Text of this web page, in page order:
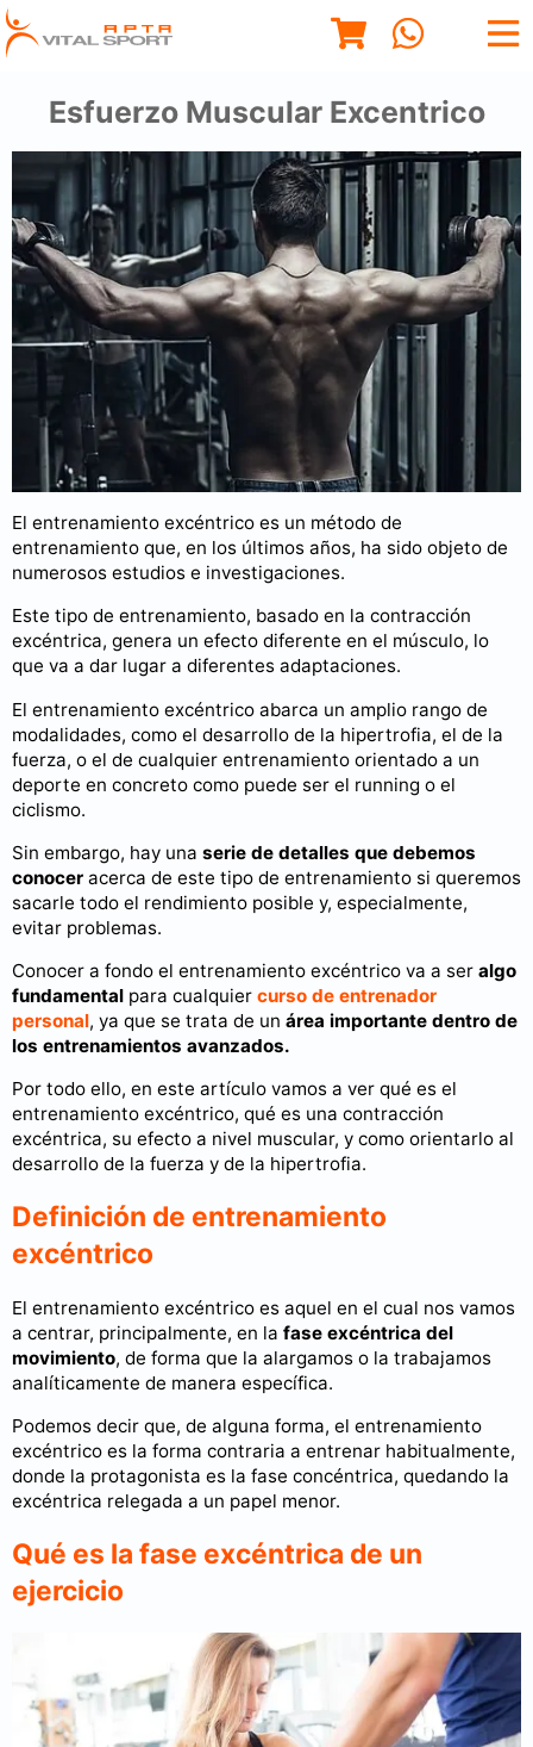
Esfuerzo Muscular Excentrico
El entrenamiento excéntrico es un método de
entrenamiento que, en los últimos años, ha sido objeto de
numerosos estudios e investigaciones.
Este tipo de entrenamiento, basado en la contracción
excéntrica, genera un efecto diferente en el músculo, lo
que va a dar lugar a diferentes adaptaciones.
El entrenamiento excéntrico abarca un amplio rango de
modalidades, como el desarrollo de la hipertrofia, el de la
fuerza, o el de cualquier entrenamiento orientado a un
deporte en concreto como puede ser el running o el
ciclismo.
Sin embargo, hay una serie de detalles que debemos
conocer acerca de este tipo de entrenamiento si queremos
sacarle todo el rendimiento posible y, especialmente,
evitar problemas.
Conocer a fondo el entrenamiento excéntrico va a ser algo
fundamental para cualquier curso de entrenador
personal, ya que se trata de un área importante dentro de
los entrenamientos avanzados.
Por todo ello, en este artículo vamos a ver qué es el
entrenamiento excéntrico, qué es una contracción
excéntrica, su efecto a nivel muscular, y como orientarlo al
desarrollo de la fuerza y de la hipertrofia.
Definición de entrenamiento
excéntrico
El entrenamiento excéntrico es aquel en el cual nos vamos
a centrar, principalmente, en la fase excéntrica del
movimiento, de forma que la alargamos o la trabajamos
analíticamente de manera específica.
Podemos decir que, de alguna forma, el entrenamiento
excéntrico es la forma contraria a entrenar habitualmente,
donde la protagonista es la fase concéntrica, quedando la
excéntrica relegada a un papel menor.
Qué es la fase excéntrica de un
ejercicio